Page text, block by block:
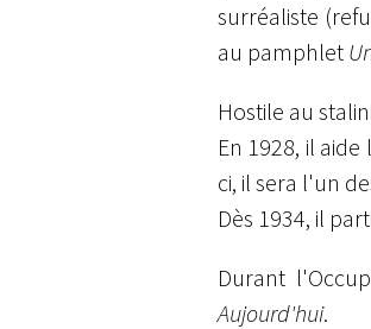
surréaliste
au pamphlet
Hostile au
En 1928, il
ci, il sera l'un
Dès 1934, il
Durant
Aujourd'hui.